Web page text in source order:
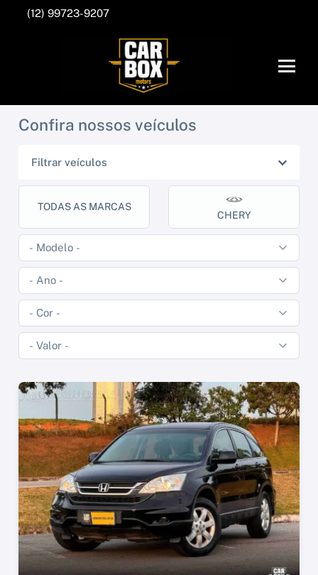
(12) 99723-9207
Confira nossos veículos
Filtrar veículos
TODAS AS MARCAS
CHERY